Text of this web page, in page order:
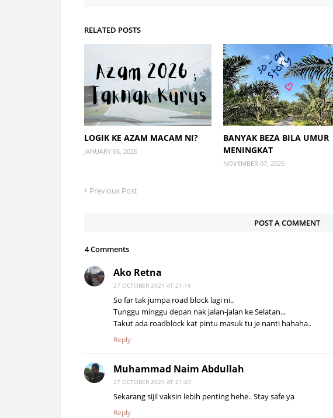
RELATED POSTS
LOGIK KE AZAM MACAM NI?
JANUARY 06, 2026
BANYAK BEZA BILA UMUR
MENINGKAT
NOVEMBER 07, 2025
Previous Post
POST A COMMENT
4 Comments
Ako Retna
27 OCTOBER 2021 AT 21:14
So far tak jumpa road block lagi ni..
Tunggu minggu depan nak jalan-jalan ke Selatan...
Takut ada roadblock kat pintu masuk tu je nanti hahaha..
Reply
Muhammad Naim Abdullah
27 OCTOBER 2021 AT 21:43
Sekarang sijil vaksin lebih penting hehe.. Stay safe ya
Reply